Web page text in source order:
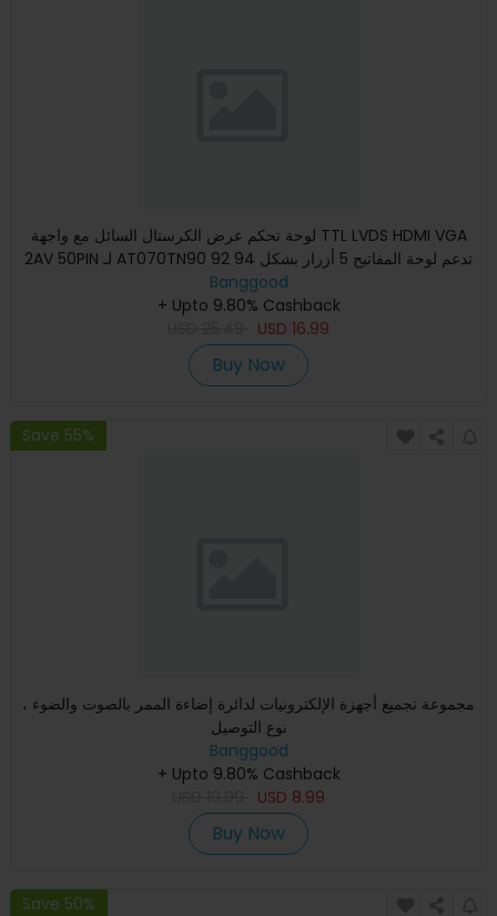
لوحة تحكم عرض الكرستال السائل مع واجهة TTL LVDS HDMI VGA
2AV 50PIN لـ AT070TN90 92 94 تدعم لوحة المفاتيح 5 أزرار بشكل
تل
Banggood
+ Upto 9.80% Cashback
USD 16.99
Buy Now
Save 55%
مجموعة تجميع أجهزة الإلكترونيات لدائرة إضاءة الممر بالصوت والضوء ،
نوع التوصيل
Banggood
+ Upto 9.80% Cashback
USD 8.99
Buy Now
Save 50%